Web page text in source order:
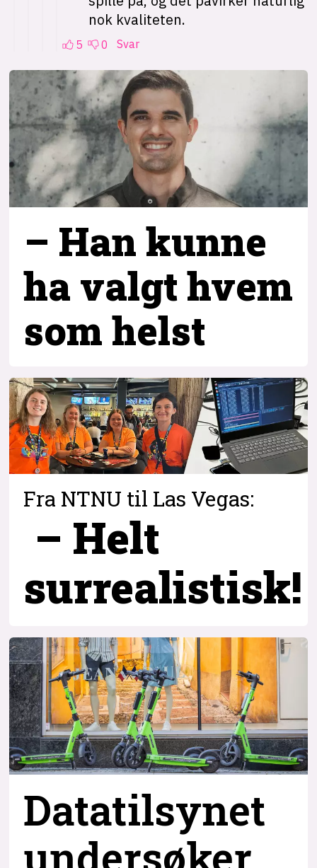
– Han kunne
ha valgt hvem
som helst
Fra NTNU til Las Vegas:
– Helt
surrealistisk!
Datatilsynet
undersøker